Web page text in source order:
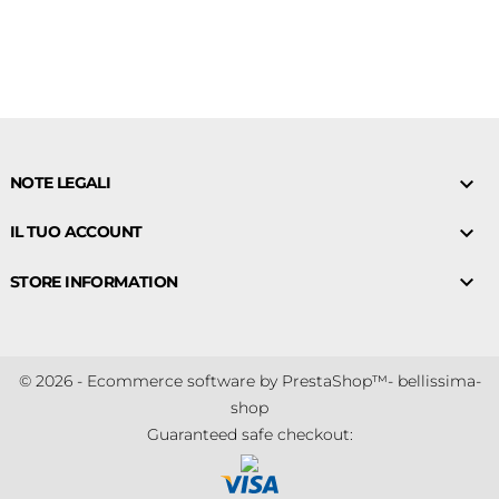
NOTE LEGALI 
IL TUO ACCOUNT 
STORE INFORMATION 
© 2026 - Ecommerce software by PrestaShop™- bellissima-
shop
Guaranteed safe checkout: